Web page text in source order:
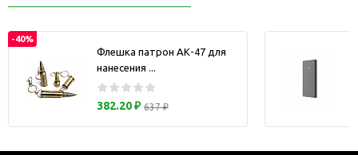
-40%
Флешка патрон АК-47 для
нанесения ...
382.20 ₽ 637 ₽